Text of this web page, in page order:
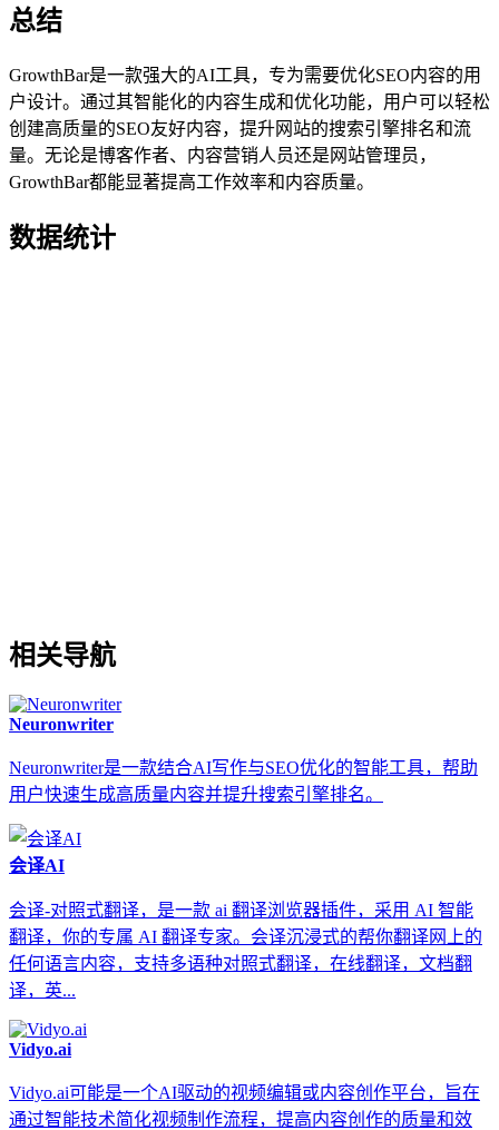
总结
GrowthBar是一款强大的AI工具，专为需要优化SEO内容的用
户设计。通过其智能化的内容生成和优化功能，用户可以轻松
创建高质量的SEO友好内容，提升网站的搜索引擎排名和流
量。无论是博客作者、内容营销人员还是网站管理员，
GrowthBar都能显著提高工作效率和内容质量。
数据统计
相关导航
Neuronwriter
Neuronwriter是一款结合AI写作与SEO优化的智能工具，帮助
用户快速生成高质量内容并提升搜索引擎排名。
会译AI
会译-对照式翻译，是一款 ai 翻译浏览器插件，采用 AI 智能
翻译，你的专属 AI 翻译专家。会译沉浸式的帮你翻译网上的
任何语言内容，支持多语种对照式翻译，在线翻译，文档翻
译，英...
Vidyo.ai
Vidyo.ai可能是一个AI驱动的视频编辑或内容创作平台，旨在
通过智能技术简化视频制作流程，提高内容创作的质量和效